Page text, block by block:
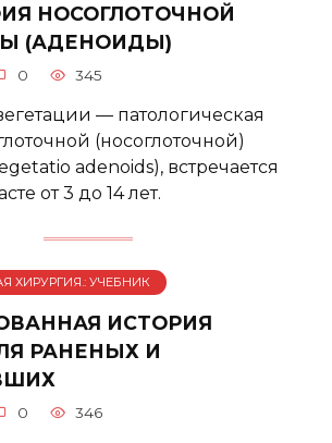
НОСОГЛОТОЧНОЙ
(АДЕНОИДЫ)
0 345
— патологическая
(носоглоточной)
adenoids), встречается
от 3 до 14 лет.
ХИРУРГИЯ.: УЧЕБНИК
ИСТОРИЯ
РАНЕНЫХ И
0 346